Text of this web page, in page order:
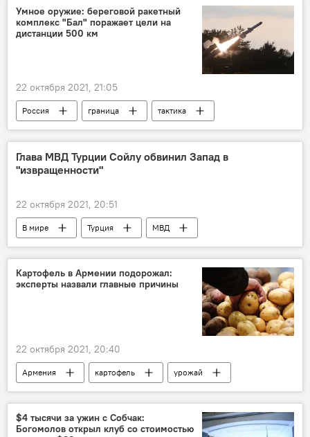
Умное оружие: береговой ракетный
комплекс "Бал" поражает цели на
дистанции 500 км
22 октября 2021, 21:05
Россия граница
тактика
БРК "Бал"
оружие ракета
Глава МВД Турции Сойлу обвинил Запад в
"извращенности"
22 октября 2021, 20:51
В мире Турция
МВД
ценности
критика
ЛГБТ
Картофель в Армении подорожал:
эксперты назвали главные причины
22 октября 2021, 20:40
Армения картофель
урожай
экспорт
$4 тысячи за ужин с Собчак:
Богомолов открыл клуб со стоимостью